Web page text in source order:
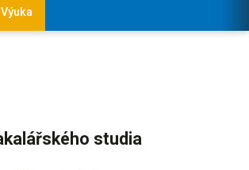
Výuka
studia